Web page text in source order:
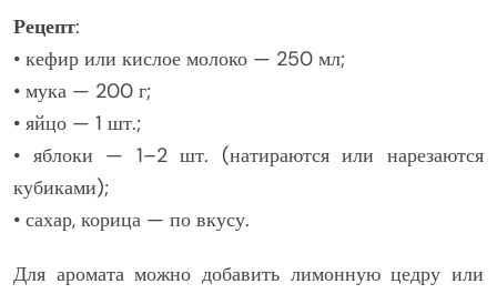
Рецепт:
• кефир или кислое молоко — 250 мл;
• мука — 200 г;
• яйцо — 1 шт.;
• яблоки — 1–2 шт. (натираются или нарезаются
кубиками);
• сахар, корица — по вкусу.
Для аромата можно добавить лимонную цедру или